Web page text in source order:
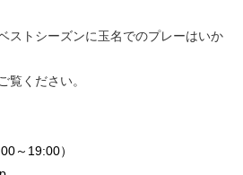
ストシーズンに玉名でのプレーはいか
覧ください。
～19:00）